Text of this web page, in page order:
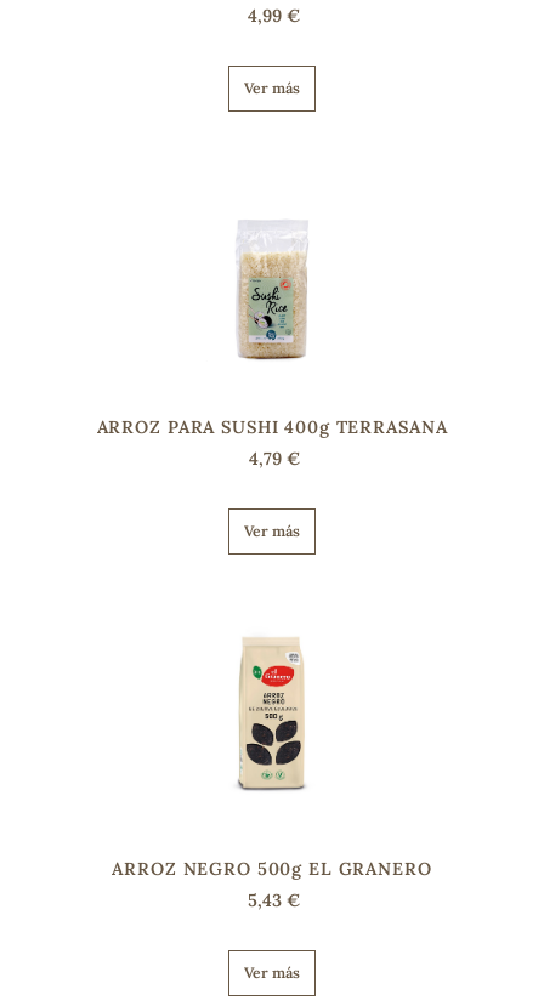
4,99 €
Ver más
ARROZ PARA SUSHI 400g TERRASANA
4,79 €
Ver más
ARROZ NEGRO 500g EL GRANERO
5,43 €
Ver más